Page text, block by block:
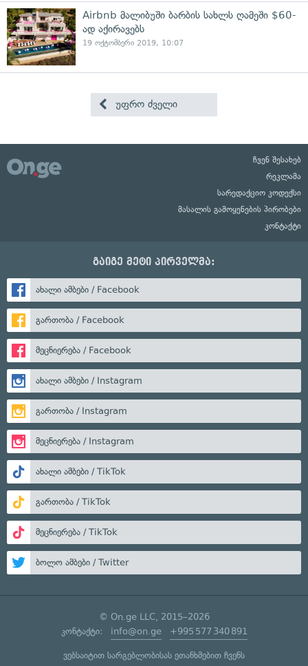
Airbnb მალიბუში ბარბის სახლს ღამეში $60-
ად აქირავებს
19 ოქტომბერი 2019, 10:07
უფრო ძველი
ჩვენ შესახებ
რეკლამა
სარედაქციო კოდექსი
მასალის გამოყენების პირობები
კონტაქტი
გაიგე მეტი პირველმა:
ახალი ამბები / Facebook
გართობა / Facebook
მეცნიერება / Facebook
ახალი ამბები / Instagram
გართობა / Instagram
მეცნიერება / Instagram
ახალი ამბები / TikTok
გართობა / TikTok
მეცნიერება / TikTok
ბოლო ამბები / Twitter
© On.ge LLC, 2015–2026
კონტაქტი: info@on.ge +995 577 340 891
ვებსაიტით სარგებლობისას ეთანხმებით ჩვენს